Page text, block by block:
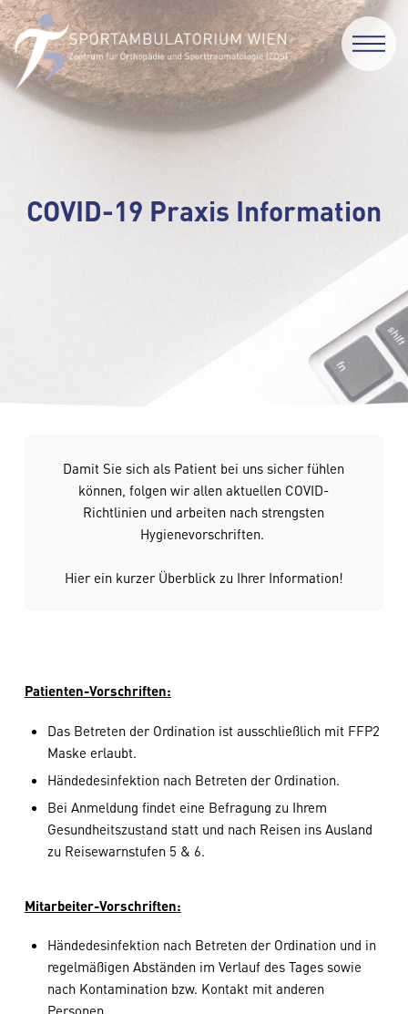
COVID-19 Praxis Information
Damit Sie sich als Patient bei uns sicher fühlen
können, folgen wir allen aktuellen COVID-
Richtlinien und arbeiten nach strengsten
Hygienevorschriften.
Hier ein kurzer Überblick zu Ihrer Information!
Mitarbeiter-Vorschriften:
Händedesinfektion nach Betreten der Ordination und in
regelmäßigen Abständen im Verlauf des Tages sowie
nach Kontamination bzw. Kontakt mit anderen
Patienten-Vorschriften:
Das Betreten der Ordination ist ausschließlich mit FFP2
Maske erlaubt.
Händedesinfektion nach Betreten der Ordination.
Bei Anmeldung findet eine Befragung zu Ihrem
Gesundheitszustand statt und nach Reisen ins Ausland
zu Reisewarnstufen 5 & 6.